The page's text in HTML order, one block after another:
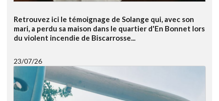
Retrouvez ici le témoignage de Solange qui, avec son
mari, a perdu sa maison dans le quartier d'En Bonnet lors
du violent incendie de Biscarrosse...
23/07/26